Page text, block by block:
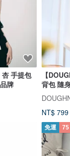
手提包
牌
【
背包 隨
銀
NT$ 799
免運 75